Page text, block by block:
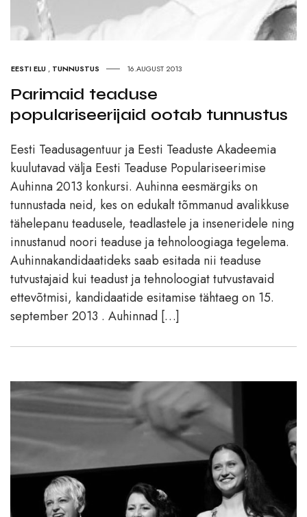
EESTI ELU , TUNNUSTUS 16.AUGUST 2013
Parimaid teaduse
populariseerijaid ootab tunnustus
Eesti Teadusagentuur ja Eesti Teaduste Akadeemia
kuulutavad välja Eesti Teaduse Populariseerimise
Auhinna 2013 konkursi. Auhinna eesmärgiks on
tunnustada neid, kes on edukalt tõmmanud avalikkuse
tähelepanu teadusele, teadlastele ja inseneridele ning
innustanud noori teaduse ja tehnoloogiaga tegelema.
Auhinnakandidaatideks saab esitada nii teaduse
tutvustajaid kui teadust ja tehnoloogiat tutvustavaid
ettevõtmisi, kandidaatide esitamise tähtaeg on 15.
september 2013 . Auhinnad […]